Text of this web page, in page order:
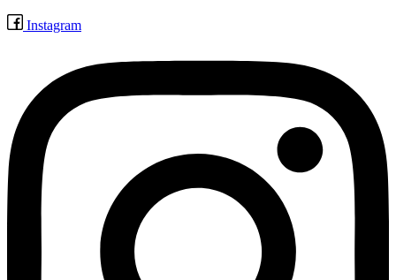
Instagram